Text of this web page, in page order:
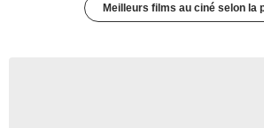
Meilleurs films au ciné selon la